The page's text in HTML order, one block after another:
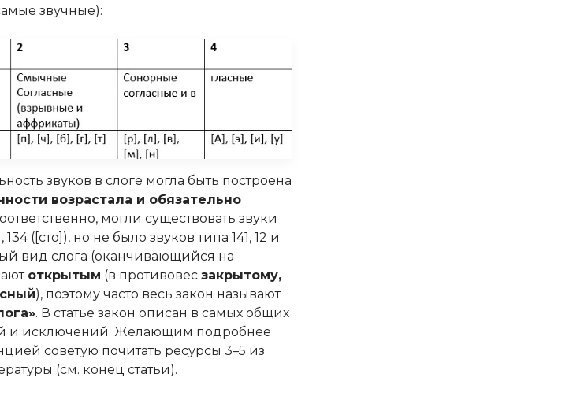
звучные):
звуков в слоге могла быть построена
возрастала и обязательно
могли существовать звуки
([сто]), но не было звуков типа 141, 12 и
вид слога (оканчивающийся на
открытым (в противовес закрытому,
), поэтому часто весь закон называют
. В статье закон описан в самых общих
и исключений. Желающим подробнее
советую почитать ресурсы 3–5 из
(см. конец статьи).